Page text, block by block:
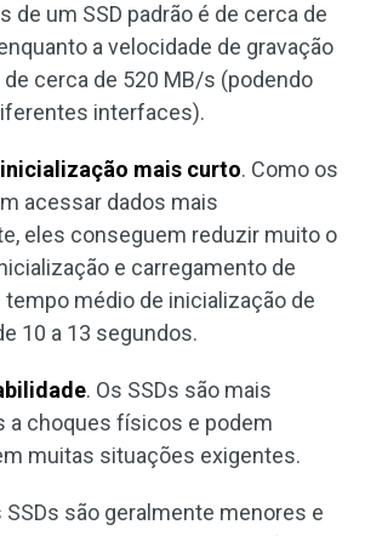
de um SSD padrão é de cerca de
a velocidade de gravação
de cerca de 520 MB/s (podendo
interfaces).
mais curto. Como os
acessar dados mais
eles conseguem reduzir muito o
e carregamento de
tempo médio de inicialização de
10 a 13 segundos.
. Os SSDs são mais
a choques físicos e podem
muitas situações exigentes.
SSDs são geralmente menores e